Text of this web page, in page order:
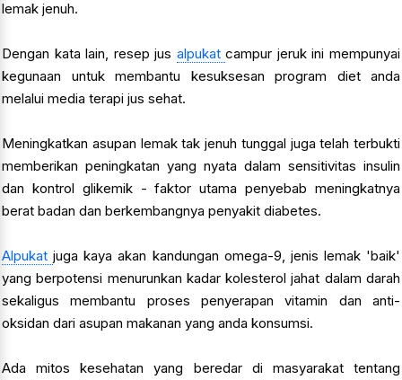
lemak jenuh.
Dengan kata lain, resep jus alpukatcampur jeruk ini mempunyai
kegunaan untuk membantu kesuksesan program diet anda
melalui media terapi jus sehat.
Meningkatkan asupan lemak tak jenuh tunggal juga telah terbukti
memberikan peningkatan yang nyata dalam sensitivitas insulin
dan kontrol glikemik - faktor utama penyebab meningkatnya
berat badan dan berkembangnya penyakit diabetes.
Alpukatjuga kaya akan kandungan omega-9, jenis lemak 'baik'
yang berpotensi menurunkan kadar kolesterol jahat dalam darah
sekaligus membantu proses penyerapan vitamin dan anti-
oksidan dari asupan makanan yang anda konsumsi.
Ada mitos kesehatan yang beredar di masyarakat tentang